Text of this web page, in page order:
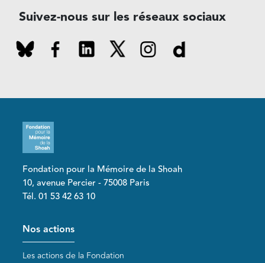
Suivez-nous sur les réseaux sociaux
Fondation pour la Mémoire de la Shoah
10, avenue Percier - 75008 Paris
Tél. 01 53 42 63 10
Pied de page
Nos actions
Les actions de la Fondation